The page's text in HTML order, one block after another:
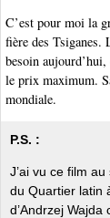
C’est pour moi la
fière des Tsiganes.
besoin aujourd’hui,
le prix maximum.
mondiale.
P.S. :
J’ai vu ce film
du Quartier latin
d’Andrzej